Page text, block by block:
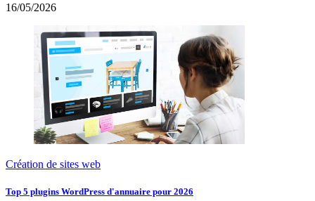
16/05/2026
Création de sites web
Top 5 plugins WordPress d'annuaire pour 2026